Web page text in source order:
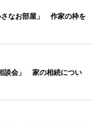
さなお部屋」 作家の枠を
談会」 家の相続につい